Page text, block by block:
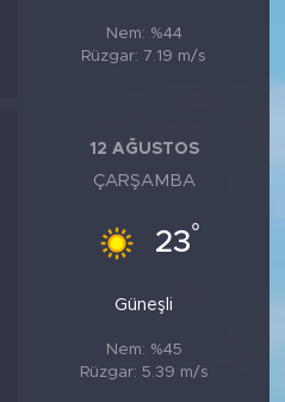
Nem: %44
Rüzgar: 7.19 m/s
12 AĞUSTOS
ÇARŞAMBA
23°
Güneşli
Nem: %45
Rüzgar: 5.39 m/s